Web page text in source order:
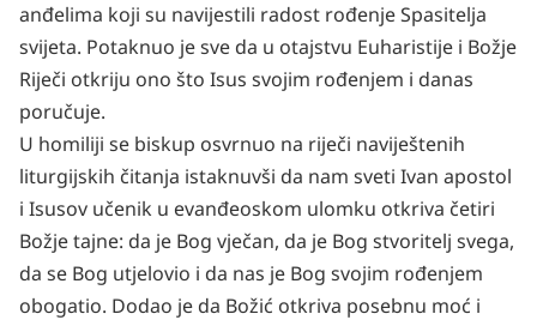
anđelima koji su navijestili radost rođenje Spasitelja
svijeta. Potaknuo je sve da u otajstvu Euharistije i Božje
Riječi otkriju ono što Isus svojim rođenjem i danas
poručuje.
U homiliji se biskup osvrnuo na riječi naviještenih
liturgijskih čitanja istaknuvši da nam sveti Ivan apostol
i Isusov učenik u evanđeoskom ulomku otkriva četiri
Božje tajne: da je Bog vječan, da je Bog stvoritelj svega,
da se Bog utjelovio i da nas je Bog svojim rođenjem
obogatio. Dodao je da Božić otkriva posebnu moć i